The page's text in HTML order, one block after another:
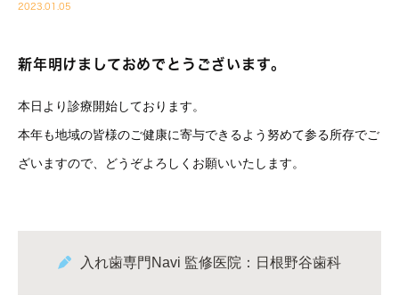
2023.01.05
新年明けましておめでとうございます。
本日より診療開始しております。
本年も地域の皆様のご健康に寄与できるよう努めて参る所存でご
ざいますので、どうぞよろしくお願いいたします。
入れ歯専門Navi 監修医院：日根野谷歯科